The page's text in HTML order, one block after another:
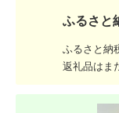
ふるさと
ふるさと納
返礼品はま